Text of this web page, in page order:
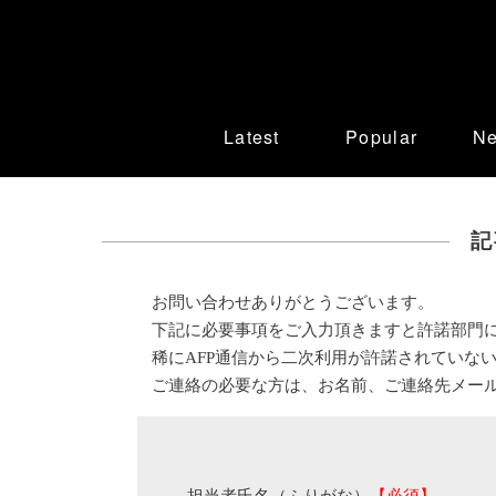
Latest Popular
お問い合わせありがとうございます。
下記に必要事項をご入力頂きますと許諾部門
稀にAFP通信から二次利用が許諾されていな
ご連絡の必要な方は、お名前、ご連絡先メー